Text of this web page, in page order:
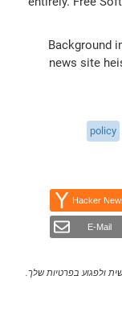
Background
news site
policy
Hacker
E-Mail
ולפגוע בפרטיות שלך.